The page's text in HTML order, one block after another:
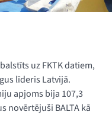
uz FKTK datiem,
līderis Latvijā.
apjoms bija 107,3
novērtējuši BALTA kā